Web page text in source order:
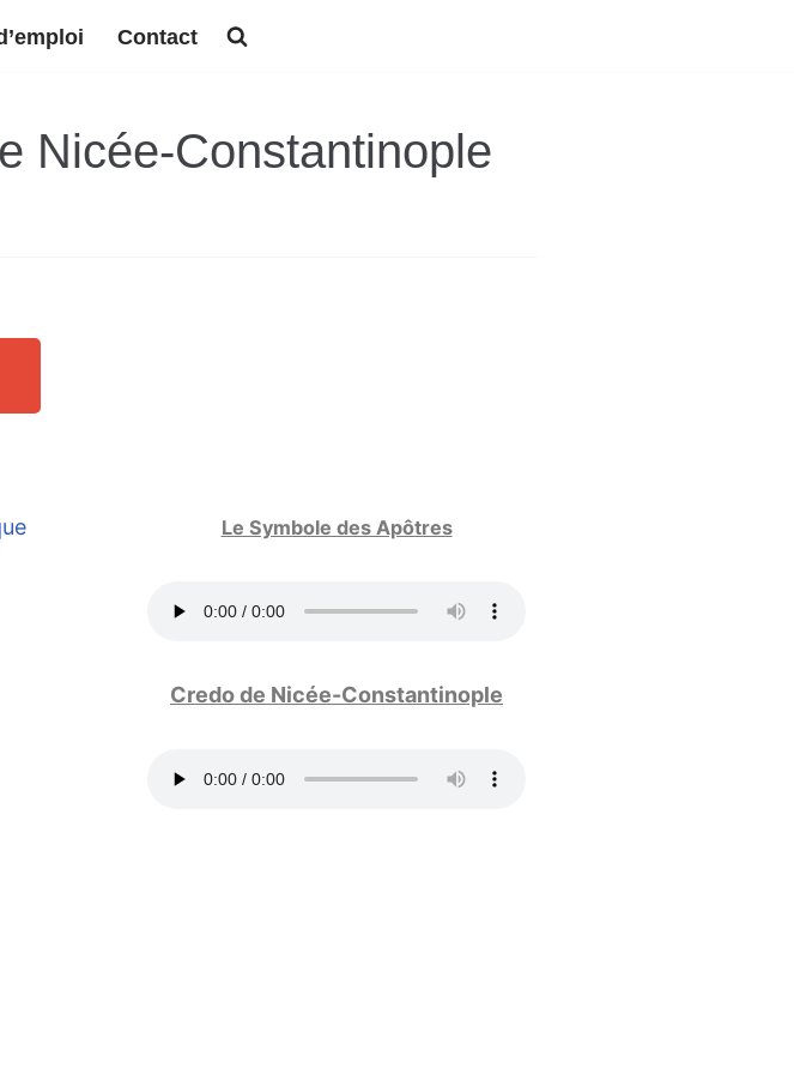
Contact
Nicée-Constantinople
Le Symbole des Apôtres
Credo de Nicée-Constantinople